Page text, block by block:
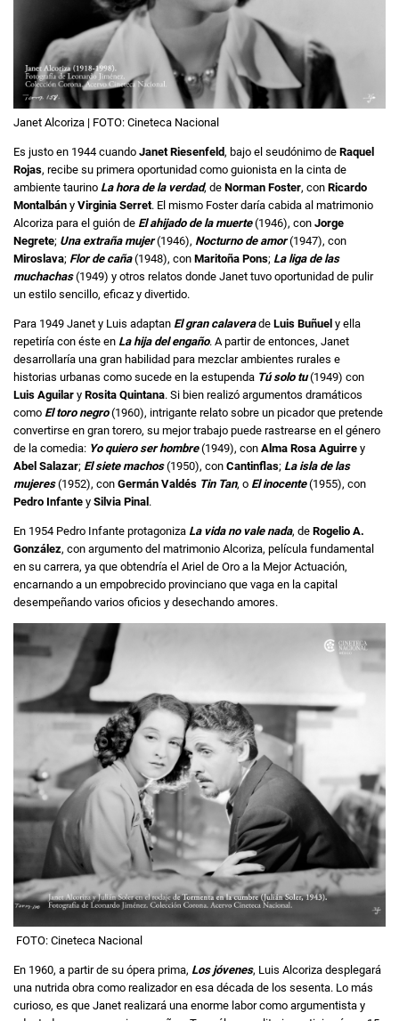
Janet Alcoriza | FOTO: Cineteca Nacional
Es justo en 1944 cuando Janet Riesenfeld, bajo el seudónimo de Raquel
Rojas, recibe su primera oportunidad como guionista en la cinta de
ambiente taurino La hora de la verdad, de Norman Foster, con Ricardo
Montalbán y Virginia Serret. El mismo Foster daría cabida al matrimonio
Alcoriza para el guión de El ahijado de la muerte(1946), con Jorge
Negrete; Una extraña mujer(1946), Nocturno de amor(1947), con
Miroslava; Flor de caña(1948), con Maritoña Pons; La liga de las
muchachas(1949) y otros relatos donde Janet tuvo oportunidad de pulir
un estilo sencillo, eficaz y divertido.
Para 1949 Janet y Luis adaptan El gran calaverade Luis Buñuel y ella
repetiría con éste en La hija del engaño. A partir de entonces, Janet
desarrollaría una gran habilidad para mezclar ambientes rurales e
historias urbanas como sucede en la estupenda Tú solo tu(1949) con
Luis Aguilar y Rosita Quintana. Si bien realizó argumentos dramáticos
como El toro negro(1960), intrigante relato sobre un picador que pretende
convertirse en gran torero, su mejor trabajo puede rastrearse en el género
de la comedia: Yo quiero ser hombre(1949), con Alma Rosa Aguirre y
Abel Salazar; El siete machos(1950), con Cantinflas; La isla de las
mujeres(1952), con Germán Valdés Tin Tan, o El inocente(1955), con
Pedro Infante y Silvia Pinal.
En 1954 Pedro Infante protagoniza La vida no vale nada, de Rogelio A.
González, con argumento del matrimonio Alcoriza, película fundamental
en su carrera, ya que obtendría el Ariel de Oro a la Mejor Actuación,
encarnando a un empobrecido provinciano que vaga en la capital
desempeñando varios oficios y desechando amores.
FOTO: Cineteca Nacional
En 1960, a partir de su ópera prima, Los jóvenes, Luis Alcoriza desplegará
una nutrida obra como realizador en esa década de los sesenta. Lo más
curioso, es que Janet realizará una enorme labor como argumentista y